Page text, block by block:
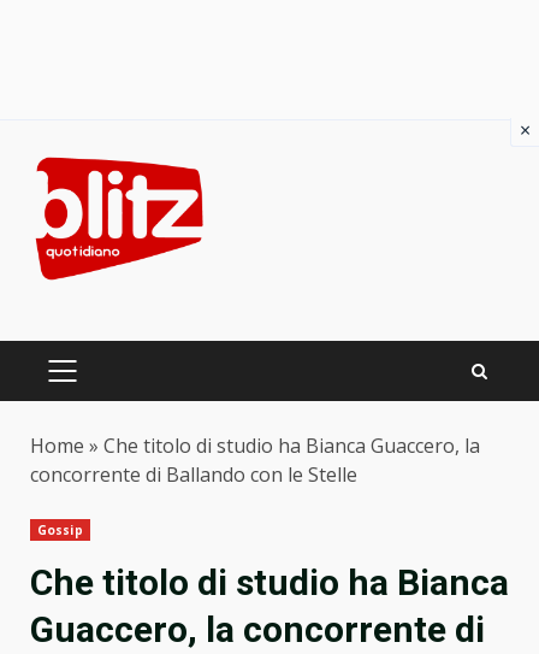
content
PRIMARY
Home » Che titolo di studio ha Bianca Guaccero, la
concorrente di Ballando con le Stelle
Gossip
Che titolo di studio ha Bianca
Guaccero, la concorrente di
×